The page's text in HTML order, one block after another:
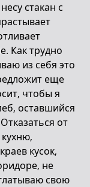
стакан с
Как трудно
из себя это
еще
чтобы я
оставшийся
от
кусок,
не
свою